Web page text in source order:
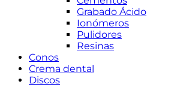
Grabado Ácido
Ionómeros
Pulidores
Resinas
Conos
Crema dental
Discos